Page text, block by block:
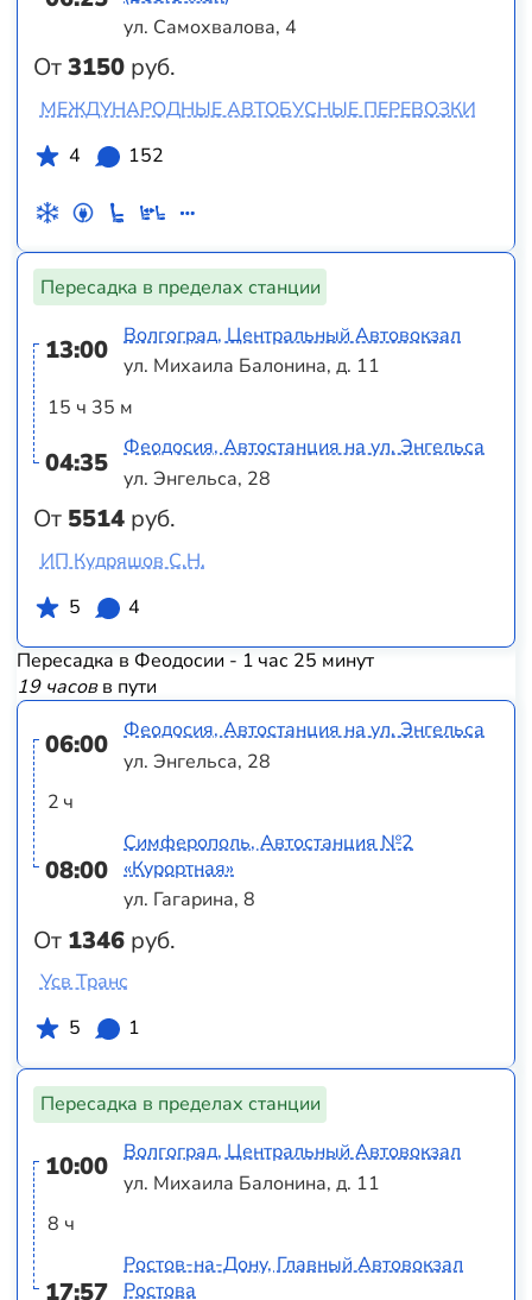
От3150 руб.
ул. Самохвалова, 4
МЕЖДУНАРОДНЫЕ АВТОБУСНЫЕ ПЕРЕВОЗКИ
4
152
Пересадка в пределах станции
13:00
15 ч 35 м
04:35
От 5514 руб.
Волгоград, Центральный Автовокзал
ул. Михаила Балонина, д. 11
Феодосия, Автостанция на ул. Энгельса
ул. Энгельса, 28
ИП Кудряшов С.Н.
5
4
Пересадка в Феодосии - 1 час 25 минут
19 часовв пути
06:00
2 ч
08:00
От 1346 руб.
Феодосия, Автостанция на ул. Энгельса
ул. Энгельса, 28
Симферополь, Автостанция №2
«Курортная»
ул. Гагарина, 8
Усв Транс
5
1
Пересадка в пределах станции
10:00
8 ч
17:57
Волгоград, Центральный Автовокзал
ул. Михаила Балонина, д. 11
Ростов-на-Дону, Главный Автовокзал
Ростова